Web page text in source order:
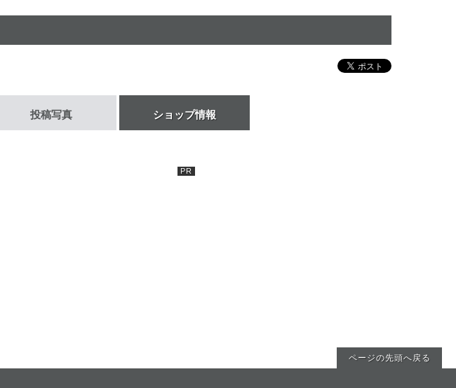
投稿写真 ショップ情報
ページの先頭へ戻る